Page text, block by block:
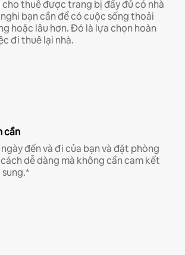
thuê được trang bị đầy đủ có nhà
bạn cần để có cuộc sống thoải
hoặc lâu hơn. Đó là lựa chọn hoàn
đi thuê lại nhà.
cần
đến và đi của bạn và đặt phòng
dễ dàng mà không cần cam kết